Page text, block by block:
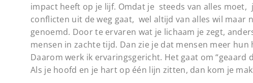
impact heeft op je lijf. Omdat je steeds van alles
conflicten uit de weg gaat, wel altijd van alles wil maar
genoemd. Door te ervaren wat je lichaam je zegt,
mensen in zachte tijd. Dan zie je dat mensen meer
Daarom werk ik ervaringsgericht. Het gaat om
Als je hoofd en je hart op één lijn zitten, dan kom je